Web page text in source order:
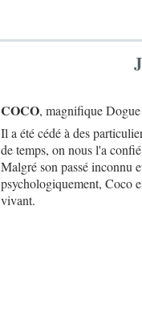
COCO, magnifique
Il a été cédé à des
de temps, on nous l'a
Malgré son passé inconnu
psychologiquement, Coco
vivant.